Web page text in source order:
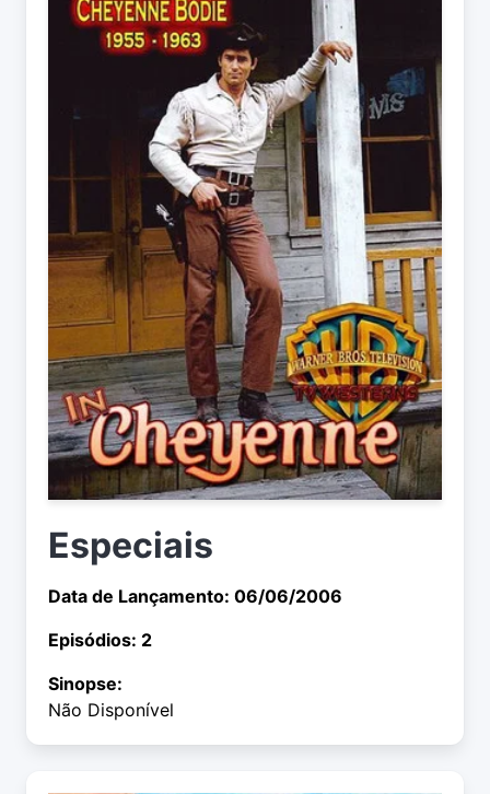
Especiais
Data de Lançamento: 06/06/2006
Episódios: 2
Sinopse:
Não Disponível